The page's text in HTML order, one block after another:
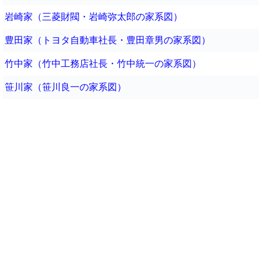
岩崎家（三菱財閥・岩崎弥太郎の家系図）
豊田家（トヨタ自動車社長・豊田章男の家系図）
竹中家（竹中工務店社長・竹中統一の家系図）
笹川家（笹川良一の家系図）